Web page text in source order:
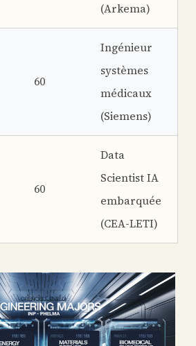
(Arkema)
60
Ingénieur
systèmes
médicaux
(Siemens)
60
Data
Scientist IA
embarquée
(CEA-LETI)